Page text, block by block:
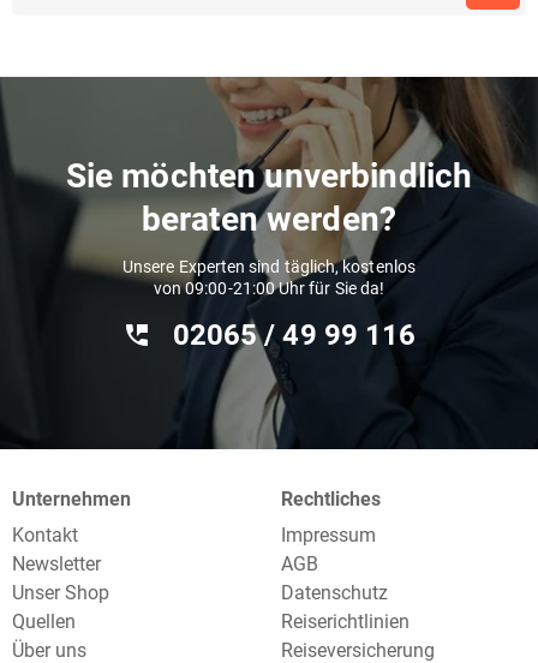
Sie möchten unverbindlich
beraten werden?
Unsere Experten sind täglich, kostenlos
von 09:00-21:00 Uhr für Sie da!
02065 / 49 ‌99 116
Unternehmen
Kontakt
Newsletter
Unser Shop
Quellen
Über uns
Rechtliches
Impressum
AGB
Datenschutz
Reiserichtlinien
Reiseversicherung